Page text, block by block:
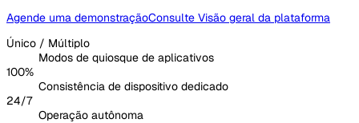
Agende uma demonstraçãoConsulte Visão geral da plataforma
Único / Múltiplo
Modos de quiosque de aplicativos
100%
Consistência de dispositivo dedicado
24/7
Operação autônoma